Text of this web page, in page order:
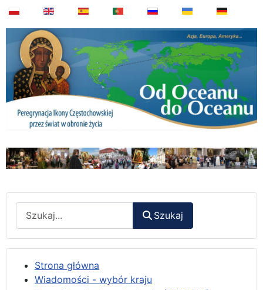
Szukaj
Strona główna
Wiadomości - wybór kraju